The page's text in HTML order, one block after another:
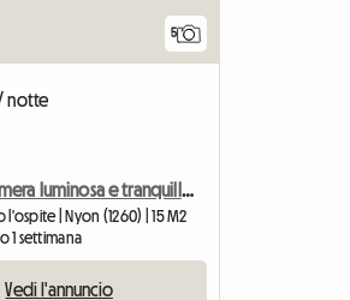
5
notte
Camera luminosa e tranquilla a Nyon
l'ospite | Nyon (1260) | 15 M2
1 settimana
Vedi l'annuncio